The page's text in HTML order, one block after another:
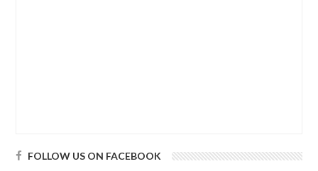
FOLLOW US ON FACEBOOK